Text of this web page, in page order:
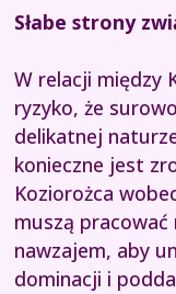
Słabe strony
W relacji między
ryzyko, że
delikatnej
konieczne jest
Koziorożca
muszą pracować
nawzajem, aby
dominacji i